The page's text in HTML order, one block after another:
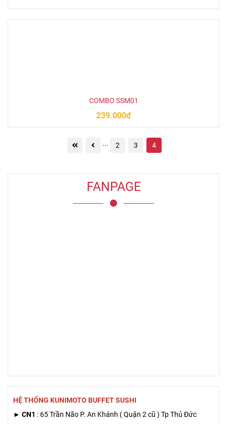
COMBO SSM01
239.000đ
... 2 3 4
FANPAGE
HỆ THỐNG KUNIMOTO BUFFET SUSHI
► CN1 : 65 Trần Não P. An Khánh ( Quận 2 cũ ) Tp Thủ Đức